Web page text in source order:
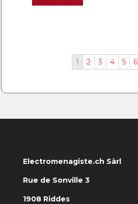
1 2 3 4 5 6
Electromenagiste.ch Sàrl
Rue de Sonville 3
1908 Riddes